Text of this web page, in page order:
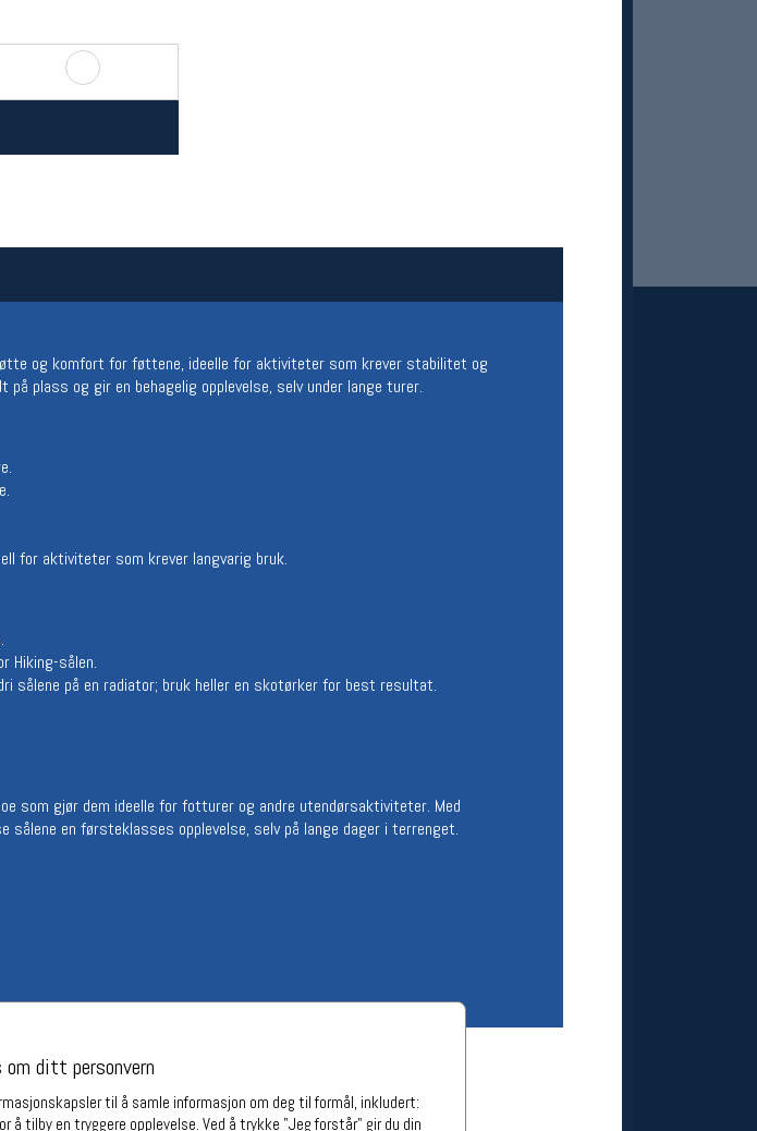
og komfort for føttene, ideelle for aktiviteter som krever stabilitet og
plass og gir en behagelig opplevelse, selv under lange turer.
for aktiviteter som krever langvarig bruk.
Hiking-sålen.
sålene på en radiator; bruk heller en skotørker for best resultat.
som gjør dem ideelle for fotturer og andre utendørsaktiviteter. Med
en førsteklasses opplevelse, selv på lange dager i terrenget.
om ditt personvern
til å samle informasjon om deg til formål, inkludert:
tilby en tryggere opplevelse. Ved å trykke "Jeg forstår" gir du din
Ledige stillinger